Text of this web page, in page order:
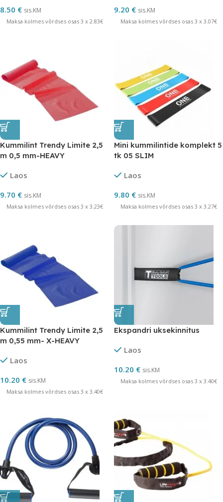
8.50 € sis.KM
Maksa kolmes võrdses osas 3 x 2.83€
9.20 € sis.KM
Maksa kolmes võrdses osas 3 x 3.07€
Kummilint Trendy Limite 2,5
m 0,5 mm-HEAVY
Laos
9.70 € sis.KM
Maksa kolmes võrdses osas 3 x 3.23€
Mini kummilintide komplekt 5
tk 05 SLIM
Laos
9.80 € sis.KM
Maksa kolmes võrdses osas 3 x 3.27€
Kummilint Trendy Limite 2,5
m 0,55 mm- X-HEAVY
Laos
10.20 € sis.KM
Maksa kolmes võrdses osas 3 x 3.40€
Ekspandri uksekinnitus
Laos
10.20 € sis.KM
Maksa kolmes võrdses osas 3 x 3.40€